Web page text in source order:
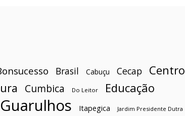
Brasil Cabuçu Cecap Centro
Cumbica Do Leitor Educação
Guarulhos Itapegica Jardim Presidente Dutra